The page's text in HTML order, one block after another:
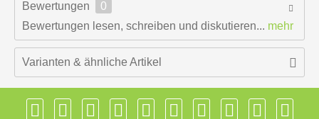
Bewertungen
0
Bewertungen lesen, schreiben und diskutieren... mehr
Varianten & ähnliche Artikel